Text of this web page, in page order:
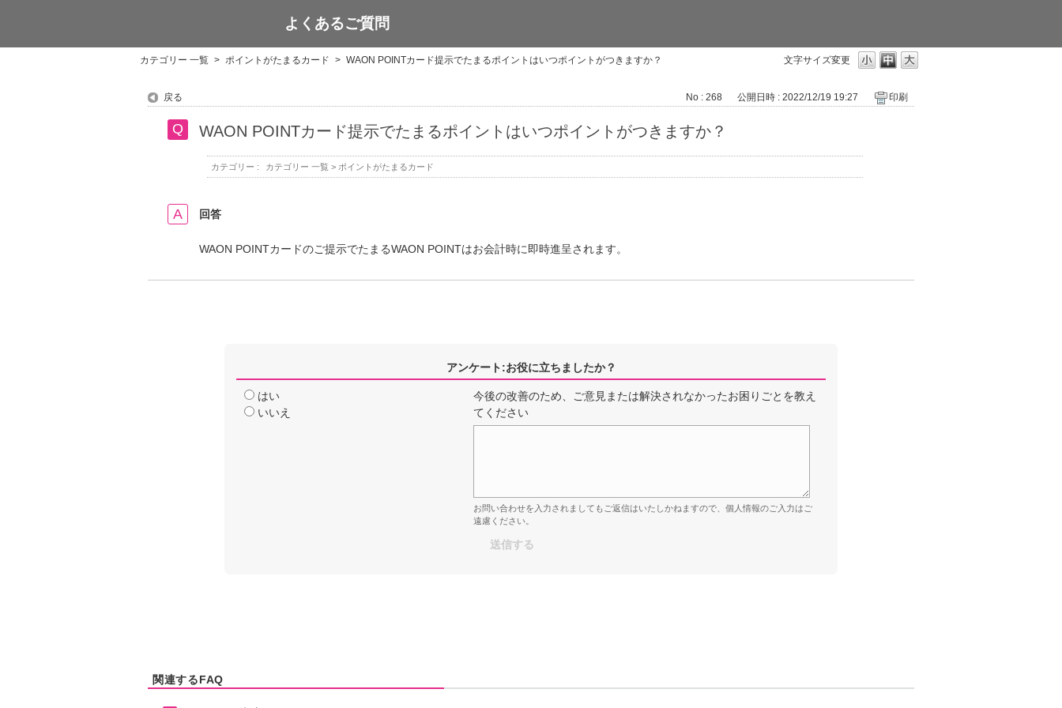
WAON POINT
よくあるご質問
文字サイズ変更
カテゴリー 一覧 > ポイントがたまるカード > WAON POINTカード提示でたまるポイントはいつポイントがつきますか？
戻る No : 268 公開日時 : 2022/12/19 19:27 印刷
WAON POINTカード提示でたまるポイントはいつポイントがつきますか？
カテゴリー : カテゴリー 一覧 > ポイントがたまるカード
回答
WAON POINTカードのご提示でたまるWAON POINTはお会計時に即時進呈されます。
アンケート:お役に立ちましたか？
はい
いいえ
今後の改善のため、ご意見または解決されなかったお困りごとを教え
てください
お問い合わせを入力されましてもご返信はいたしかねますので、個人情報のご入力はご
遠慮ください。
関連するFAQ